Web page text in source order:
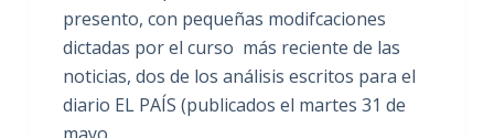
presento, con pequeñas modifcaciones
dictadas por el curso más reciente de las
noticias, dos de los análisis escritos para el
diario EL PAÍS (publicados el martes 31 de